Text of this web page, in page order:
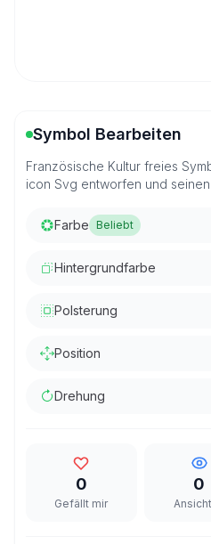
Symbol Bearbeiten
Französische Kultur freies
icon Svg entworfen und
Farbe Beliebt
Hintergrundfarbe
Polsterung
Position
Drehung
0
Gefällt mir
0